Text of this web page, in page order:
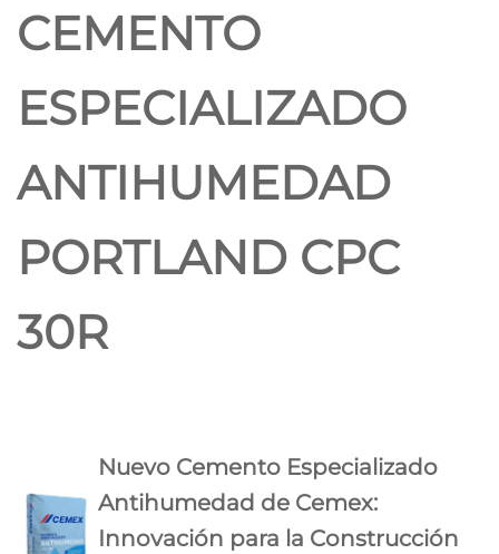
CEMENTO
ESPECIALIZADO
ANTIHUMEDAD
PORTLAND CPC
30R
Nuevo Cemento Especializado
Antihumedad de Cemex:
Innovación para la Construcción